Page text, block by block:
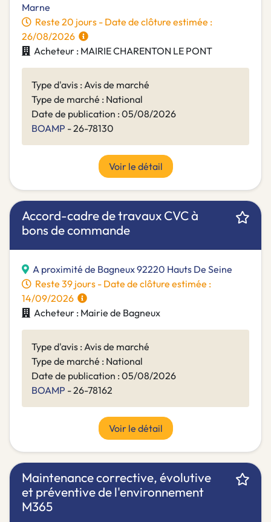
Marne
Reste 20 jours - Date de clôture estimée :
26/08/2026
Acheteur : MAIRIE CHARENTON LE PONT
Type d'avis : Avis de marché
Type de marché : National
Date de publication : 05/08/2026
BOAMP - 26-78130
Voir le détail
Accord-cadre de travaux CVC à
bons de commande
A proximité de Bagneux 92220 Hauts De Seine
Reste 39 jours - Date de clôture estimée :
14/09/2026
Acheteur : Mairie de Bagneux
Type d'avis : Avis de marché
Type de marché : National
Date de publication : 05/08/2026
BOAMP - 26-78162
Voir le détail
Maintenance corrective, évolutive
et préventive de l'environnement
M365